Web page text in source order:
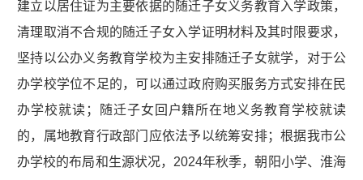
建立以居住证为主要依据的随迁子女义务教育入学政策，
清理取消不合规的随迁子女入学证明材料及其时限要求，
坚持以公办义务教育学校为主安排随迁子女就学，对于公
办学校学位不足的，可以通过政府购买服务方式安排在民
办学校就读；随迁子女回户籍所在地义务教育学校就读
的，属地教育行政部门应依法予以统筹安排；根据我市公
办学校的布局和生源状况，2024年秋季，朝阳小学、淮海